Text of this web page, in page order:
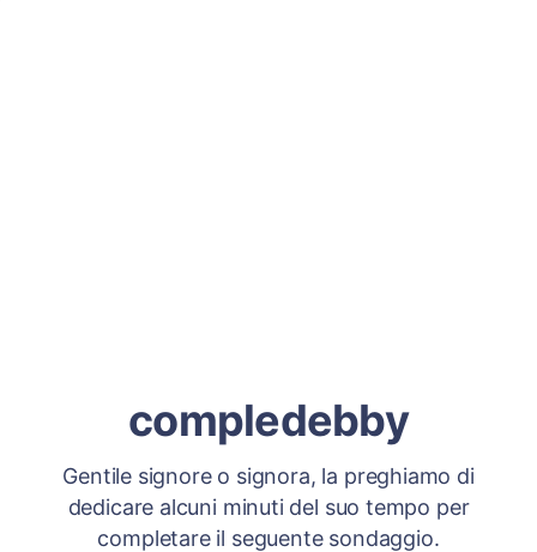
compledebby
Gentile signore o signora, la preghiamo di
dedicare alcuni minuti del suo tempo per
completare il seguente sondaggio.